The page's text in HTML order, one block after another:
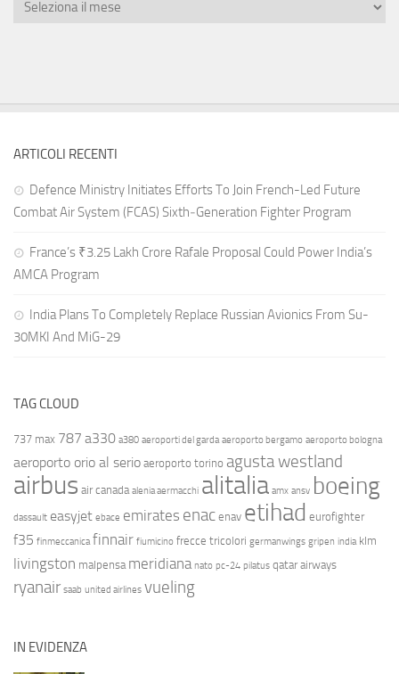
ARTICOLI RECENTI
Defence Ministry Initiates Efforts To Join French-Led Future
Combat Air System (FCAS) Sixth‑Generation Fighter Program
France’s ₹3.25 Lakh Crore Rafale Proposal Could Power India’s
AMCA Program
India Plans To Completely Replace Russian Avionics From Su-
30MKI And MiG-29
TAG CLOUD
737 max 787 a330 a380 aeroporti del garda aeroporto bergamo aeroporto bologna
aeroporto orio al serio aeroporto torino agusta westland
airbus air canada alenia aermacchi alitalia amx ansv boeing
dassault easyjet ebace emirates enac enav etihad eurofighter
f35 finmeccanica finnair fiumicino frecce tricolori germanwings gripen india klm
livingston malpensa meridiana nato pc-24 pilatus qatar airways
ryanair saab united airlines vueling
IN EVIDENZA